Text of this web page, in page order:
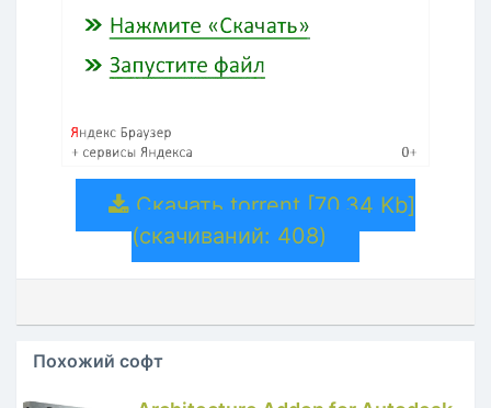
Скачать torrent [70.34 Kb]
(cкачиваний: 408)
Похожий софт